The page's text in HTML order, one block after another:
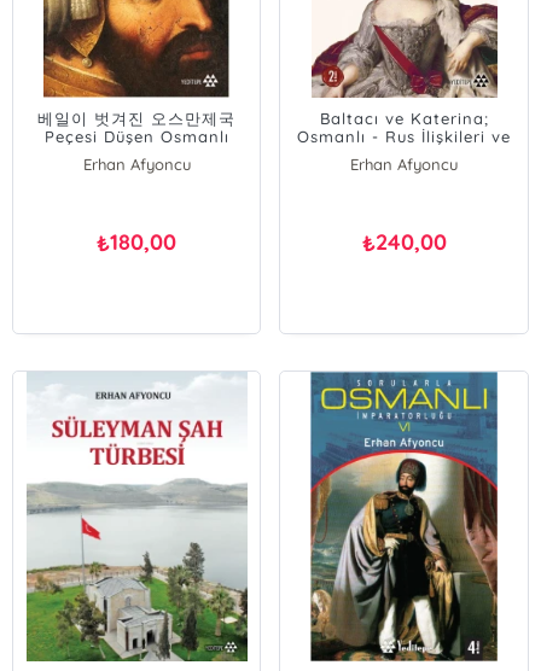
Vahdettin Engin
Abdülkadir Özcan
Ali Ahmetbeyoğlu
베일이 벗겨진 오스만제국
Peçesi Düşen Osmanlı
(Korece)
Erhan Afyoncu
₺180,00
Baltacı ve Katerina;
Osmanlı - Rus İlişkileri ve
Baltacı Katerina
Hadisesinin İç Yüzü
Erhan Afyoncu
₺240,00